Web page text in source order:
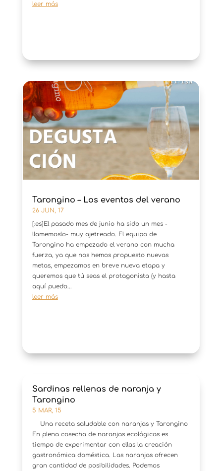
leer más
Tarongino – Los eventos del verano
26 JUN, 17
[:es]El pasado mes de junio ha sido un mes -
llamemoslo- muy ajetreado. El equipo de
Tarongino ha empezado el verano con mucha
fuerza, ya que nos hemos propuesto nuevas
metas, empezamos en breve nueva etapa y
queremos que tú seas el protagonista (y hasta
aquí puedo...
leer más
Sardinas rellenas de naranja y
Tarongino
5 MAR, 15
Una receta saludable con naranjas y Tarongino
En plena cosecha de naranjas ecológicas es
tiempo de experimentar con ellas la creación
gastronómica doméstica. Las naranjas ofrecen
gran cantidad de posibilidades. Podemos